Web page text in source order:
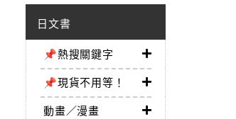
日文書
📌熱搜關鍵字
📌現貨不用等！
動畫／漫畫